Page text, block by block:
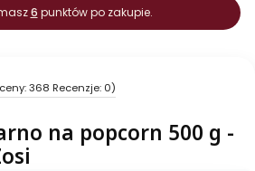
6 punktów po zakupie.
368 Recenzje: 0)
na popcorn 500 g -